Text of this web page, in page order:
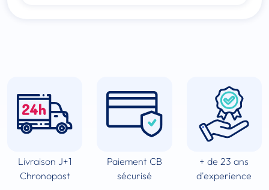
Livraison J+1
Chronopost
Paiement CB
sécurisé
+ de 23 ans
d'experience